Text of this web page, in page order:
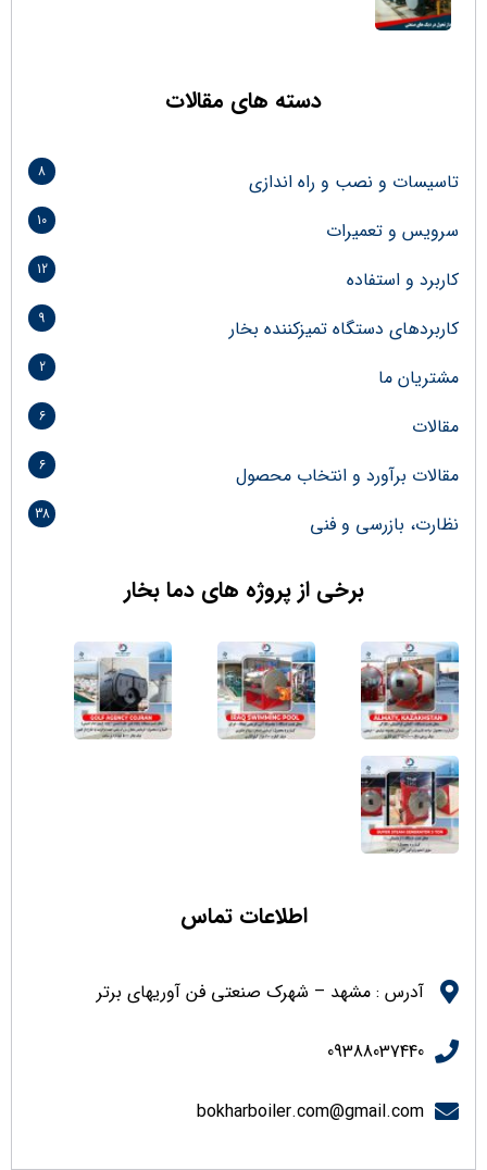
دسته های مقالات
تاسیسات و نصب و راه اندازی 8
سرویس و تعمیرات 10
کاربرد و استفاده 12
کاربردهای دستگاه تمیزکننده بخار 9
مشتریان ما 2
مقالات 6
مقالات برآورد و انتخاب محصول 6
نظارت، بازرسی و فنی 38
برخی از پروژه های دما بخار
اطلاعات تماس
آدرس : مشهد – شهرک صنعتی فن آوریهای برتر
09388037440
bokharboiler.com@gmail.com